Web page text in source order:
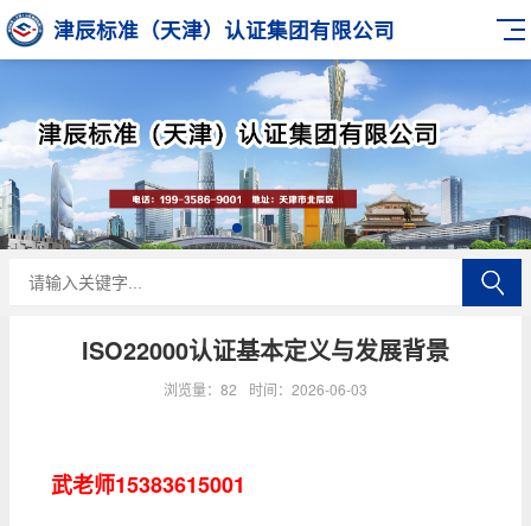
津辰标准（天津）认证集团有限公司
ISO22000认证基本定义与发展背景
浏览量：82 时间：2026-06-03
武老师15383615001